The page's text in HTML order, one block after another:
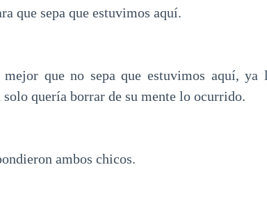
que sepa que estuvimos aquí.
que no sepa que estuvimos aquí, ya
quería borrar de su mente lo ocurrido.
ambos chicos.